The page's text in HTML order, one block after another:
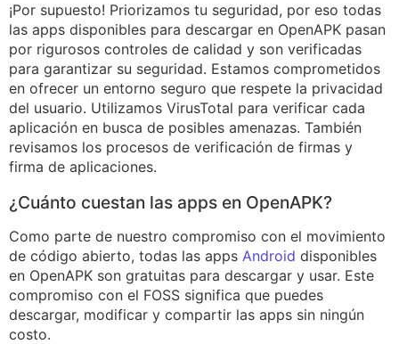
¡Por supuesto! Priorizamos tu seguridad, por eso todas
las apps disponibles para descargar en OpenAPK pasan
por rigurosos controles de calidad y son verificadas
para garantizar su seguridad. Estamos comprometidos
en ofrecer un entorno seguro que respete la privacidad
del usuario. Utilizamos VirusTotal para verificar cada
aplicación en busca de posibles amenazas. También
revisamos los procesos de verificación de firmas y
firma de aplicaciones.
¿Cuánto cuestan las apps en OpenAPK?
Como parte de nuestro compromiso con el movimiento
de código abierto, todas las apps Android disponibles
en OpenAPK son gratuitas para descargar y usar. Este
compromiso con el FOSS significa que puedes
descargar, modificar y compartir las apps sin ningún
costo.